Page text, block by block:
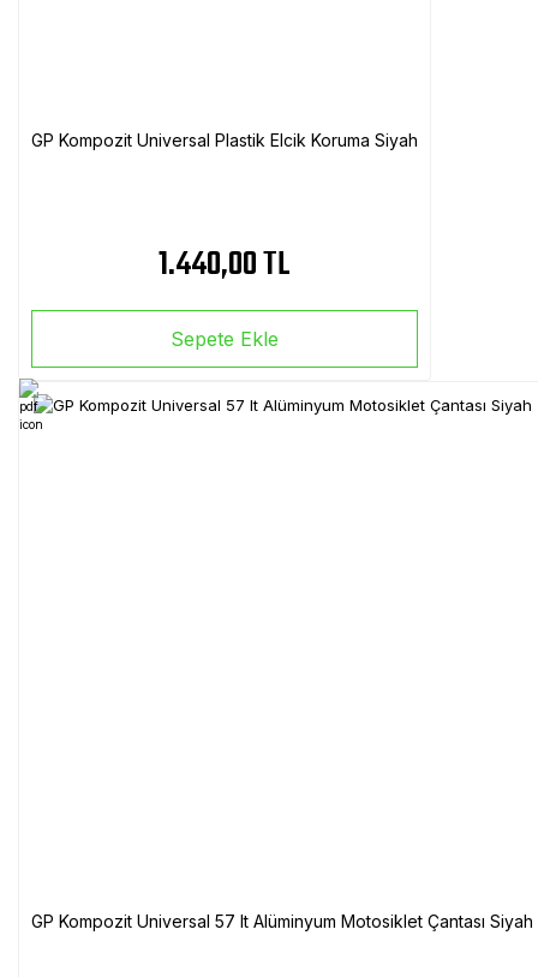
GP Kompozit Universal Plastik Elcik Koruma Siyah
1.440,00 TL
Sepete Ekle
GP Kompozit Universal 57 lt Alüminyum Motosiklet Çantası Siyah